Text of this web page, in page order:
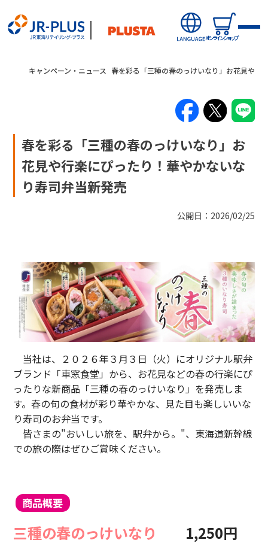
オンラインショップ
新商品
キャンペーン・ニュース
モバイルオーダーサービス
採用情報
お問い合わせ・FAQ
楽天市場
auPayマーケット
特産品や名産品たちを産地からみなさまのもとへお届けするサ
イトです。
JR東海MARKET
楽天市場
auPayマーケット
JR東海MARKET
キャンペーン・ニュース 春を彩る「三種の春のっけいなり」お花見や行
春を彩る「三種の春のっけいなり」お
花見や行楽にぴったり！華やかないな
り寿司弁当新発売
公開日：2026/02/25
当社は、２０２６年３月３日（火）にオリジナル駅弁
ブランド「車窓食堂」から、お花見などの春の行楽にぴ
ったりな新商品「三種の春のっけいなり」を発売しま
す。春の旬の食材が彩り華やかな、見た目も楽しいいな
り寿司のお弁当です。
皆さまの"おいしい旅を、駅弁から。"、東海道新幹線
での旅の際はぜひご賞味ください。
商品概要
三種の春のっけいなり 1,250円